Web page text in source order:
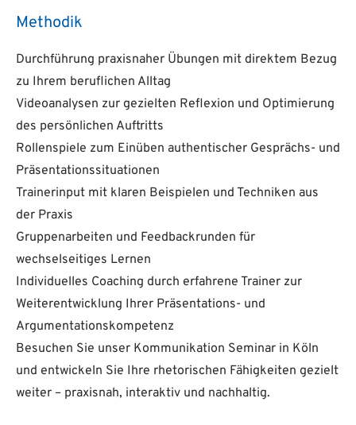
Methodik
Durchführung praxisnaher Übungen mit direktem Bezug
zu Ihrem beruflichen Alltag
Videoanalysen zur gezielten Reflexion und Optimierung
des persönlichen Auftritts
Rollenspiele zum Einüben authentischer Gesprächs- und
Präsentationssituationen
Trainerinput mit klaren Beispielen und Techniken aus
der Praxis
Gruppenarbeiten und Feedbackrunden für
wechselseitiges Lernen
Individuelles Coaching durch erfahrene Trainer zur
Weiterentwicklung Ihrer Präsentations- und
Argumentationskompetenz
Besuchen Sie unser Kommunikation Seminar in Köln
und entwickeln Sie Ihre rhetorischen Fähigkeiten gezielt
weiter – praxisnah, interaktiv und nachhaltig.